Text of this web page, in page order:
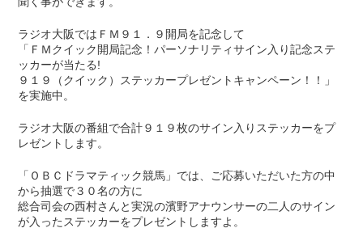
ラジオ大阪ではＦＭ９１．９開局を記念して
「ＦＭクイック開局記念！パーソナリティサイン入り記念ステ
ッカーが当たる!
９１９（クイック）ステッカープレゼントキャンペーン！！」
を実施中。
ラジオ大阪の番組で合計９１９枚のサイン入りステッカーをプ
レゼントします。
「ＯＢＣドラマティック競馬」では、ご応募いただいた方の中
から抽選で３０名の方に
総合司会の西村さんと実況の濱野アナウンサーの二人のサイン
が入ったステッカーをプレゼントしますよ。